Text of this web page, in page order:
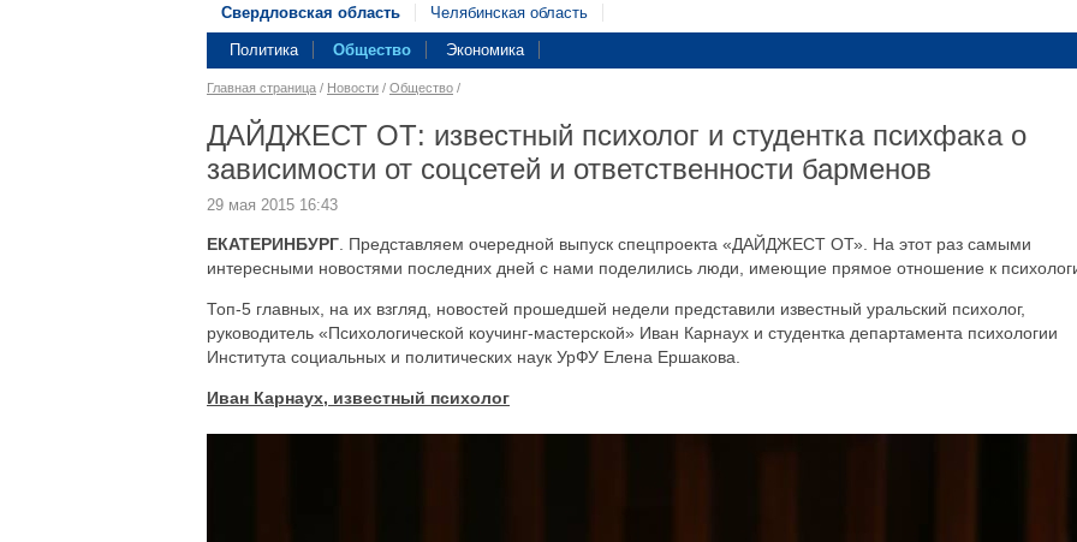
Свердловская область Челябинская область
Политика Общество Экономика
Главная страница / Новости / Общество /
ДАЙДЖЕСТ ОТ: известный психолог и студентка психфака о
зависимости от соцсетей и ответственности барменов
29 мая 2015 16:43
ЕКАТЕРИНБУРГ . Представляем очередной выпуск спецпроекта «ДАЙДЖЕСТ ОТ». На этот раз самыми
интересными новостями последних дней с нами поделились люди, имеющие прямое отношение к
Топ-5 главных, на их взгляд, новостей прошедшей недели представили известный уральский психолог,
руководитель «Психологической коучинг-мастерской» Иван Карнаух и студентка департамента психологии
Института социальных и политических наук УрФУ Елена Ершакова.
Иван Карнаух, известный психолог